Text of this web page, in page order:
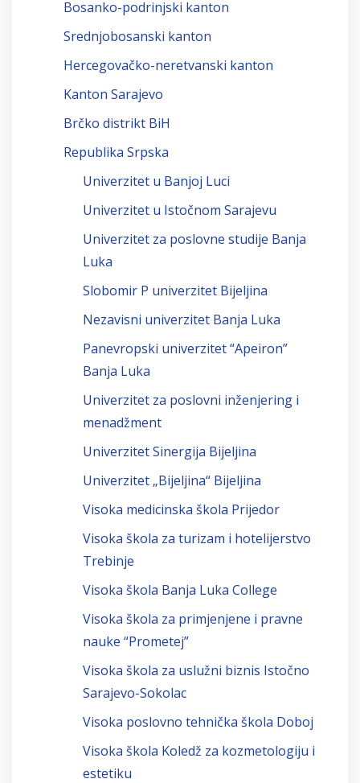
Bosanko-podrinjski kanton
Srednjobosanski kanton
Hercegovačko-neretvanski kanton
Kanton Sarajevo
Brčko distrikt BiH
Republika Srpska
Univerzitet u Banjoj Luci
Univerzitet u Istočnom Sarajevu
Univerzitet za poslovne studije Banja
Luka
Slobomir P univerzitet Bijeljina
Nezavisni univerzitet Banja Luka
Panevropski univerzitet “Apeiron”
Banja Luka
Univerzitet za poslovni inženjering i
menadžment
Univerzitet Sinergija Bijeljina
Univerzitet „Bijeljina“ Bijeljina
Visoka medicinska škola Prijedor
Visoka škola za turizam i hotelijerstvo
Trebinje
Visoka škola Banja Luka College
Visoka škola za primjenjene i pravne
nauke “Prometej”
Visoka škola za uslužni biznis Istočno
Sarajevo-Sokolac
Visoka poslovno tehnička škola Doboj
Visoka škola Koledž za kozmetologiju i
estetiku